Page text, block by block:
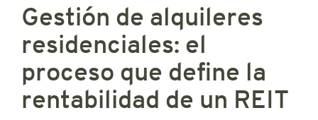
Gestión de alquileres
residenciales: el
proceso que define la
rentabilidad de un REIT